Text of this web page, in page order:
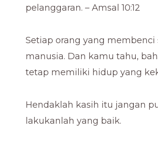
pelanggaran. – Amsal 10:12
Setiap orang yang
manusia. Dan kamu tahu,
tetap memiliki hidup yang
Hendaklah kasih itu jangan
lakukanlah yang baik.